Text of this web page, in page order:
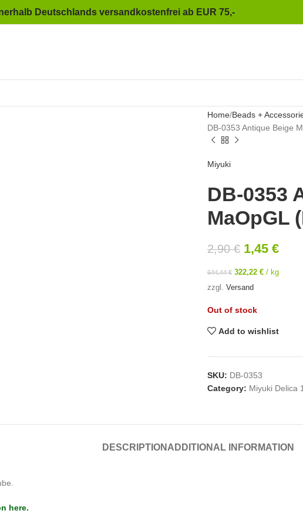
Deutschlands versandkostenfrei ab EUR 75,-
Home Beads +
DB-0353 Antique Beige
Miyuki
DB-0353
MaOpGL
2,90€ 1,45 €
644,44€ 322,22 €/ kg
zzgl. Versand
Out of stock
Add to wishlist
SKU: DB-0353
Category: Miyuki Delica
DESCRIPTION ADDITIONAL INFORMATION
here.